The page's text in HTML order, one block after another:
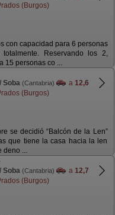
(Burgos)
con capacidad para 6 personas
Reservando los 2,
15 personas co ...
Soba (Cantabria) a 12,6
(Burgos)
se decidió “Balcón de la Len”
que tiene la casa hacia la len
deno ...
Soba (Cantabria) a 12,7
(Burgos)